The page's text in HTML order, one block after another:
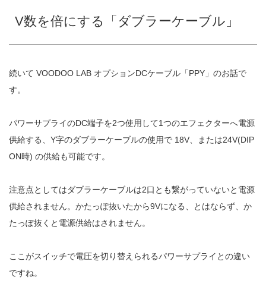
V数を倍にする「ダブラーケーブル」
続いて VOODOO LAB オプションDCケーブル「PPY」のお話で
す。
パワーサプライのDC端子を2つ使用して1つのエフェクターへ電源
供給する、Y字のダブラーケーブルの使用で 18V、または24V(DIP
ON時) の供給も可能です。
注意点としてはダブラーケーブルは2口とも繋がっていないと電源
供給されません。かたっぽ抜いたから9Vになる、とはならず、か
たっぽ抜くと電源供給はされません。
ここがスイッチで電圧を切り替えられるパワーサプライとの違い
ですね。